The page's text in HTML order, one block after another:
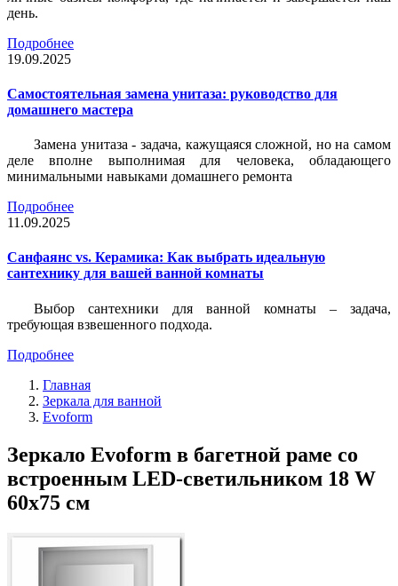
день.
Подробнее
19.09.2025
Самостоятельная замена унитаза: руководство для
домашнего мастера
Замена унитаза - задача, кажущаяся сложной, но на самом
деле вполне выполнимая для человека, обладающего
минимальными навыками домашнего ремонта
Подробнее
11.09.2025
Санфаянс vs. Керамика: Как выбрать идеальную
сантехнику для вашей ванной комнаты
Выбор сантехники для ванной комнаты – задача,
требующая взвешенного подхода.
Подробнее
Главная
Зеркала для ванной
Evoform
Зеркало Evoform в багетной раме со
встроенным LED-светильником 18 W
60x75 см